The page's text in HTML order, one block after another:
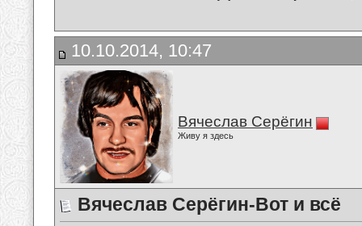
10.10.2014, 10:47
Вячеслав Серёгин
Живу я здесь
Вячеслав Серёгин-Вот и всё